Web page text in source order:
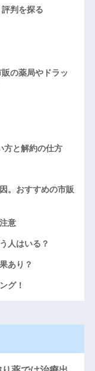
判を探る
の薬局やドラッ
方と解約の仕方
。おすすめの市販
意
人はいる？
あり？
グ！